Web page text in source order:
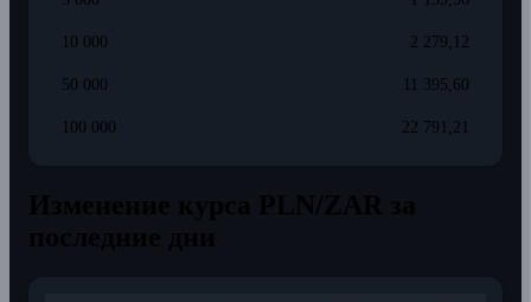
10 000 2 279,12
50 000 11 395,60
100 000 22 791,21